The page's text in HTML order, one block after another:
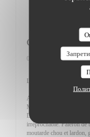
Gault&Millau
01/03/2017
Le Bistrot du Maquis 12/
André Le Letty a
Martinez … avant
Déco de bistrot oblige
irréprochable. Paleron de
moutarde chou et lardon,